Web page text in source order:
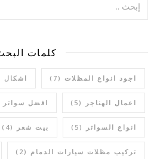
كلمات
اجود انواع المظلات (7) اشكال
اعمال الهناجر (5) افضل سواتر
انواع السواتر (5) بيت شعر (4)
تركيب مظلات سيارات الدمام (2)